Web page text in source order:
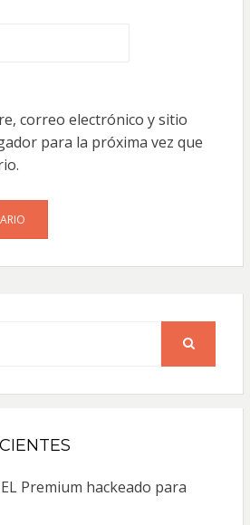
correo electrónico y sitio
para la próxima vez que
Premium hackeado para